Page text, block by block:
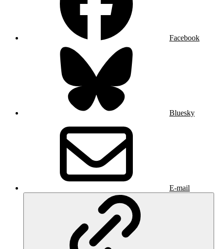
Facebook
Bluesky
E-mail